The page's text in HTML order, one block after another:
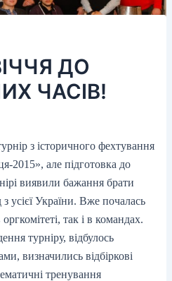
ДО
ЧАСІВ!
з історичного фехтування
2015», але підготовка до
виявили бажання брати
усієї України. Вже почалась
так і в командах.
турніру, відбулось
визначились відбіркові
тренування